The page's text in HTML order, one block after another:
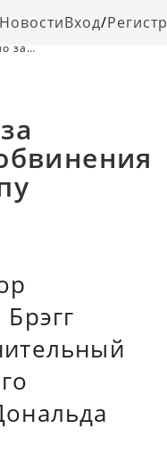
НовостиВход/
за